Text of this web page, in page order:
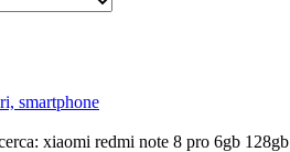
smartphone
xiaomi redmi note 8 pro 6gb 128gb